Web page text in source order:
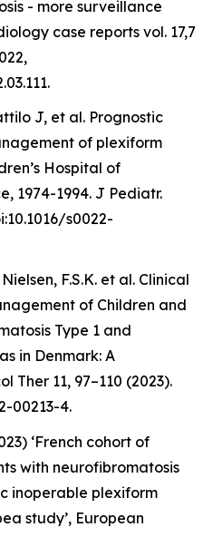
- more surveillance
case reports vol. 17,7
J, et al. Prognostic
of plexiform
Hospital of
1974-1994. J Pediatr.
s0022-
F.S.K. et al. Clinical
of Children and
Type 1 and
in Denmark: A
Ther 11, 97–110 (2023).
00213-4.
‘French cohort of
with neurofibromatosis
inoperable plexiform
study’, European